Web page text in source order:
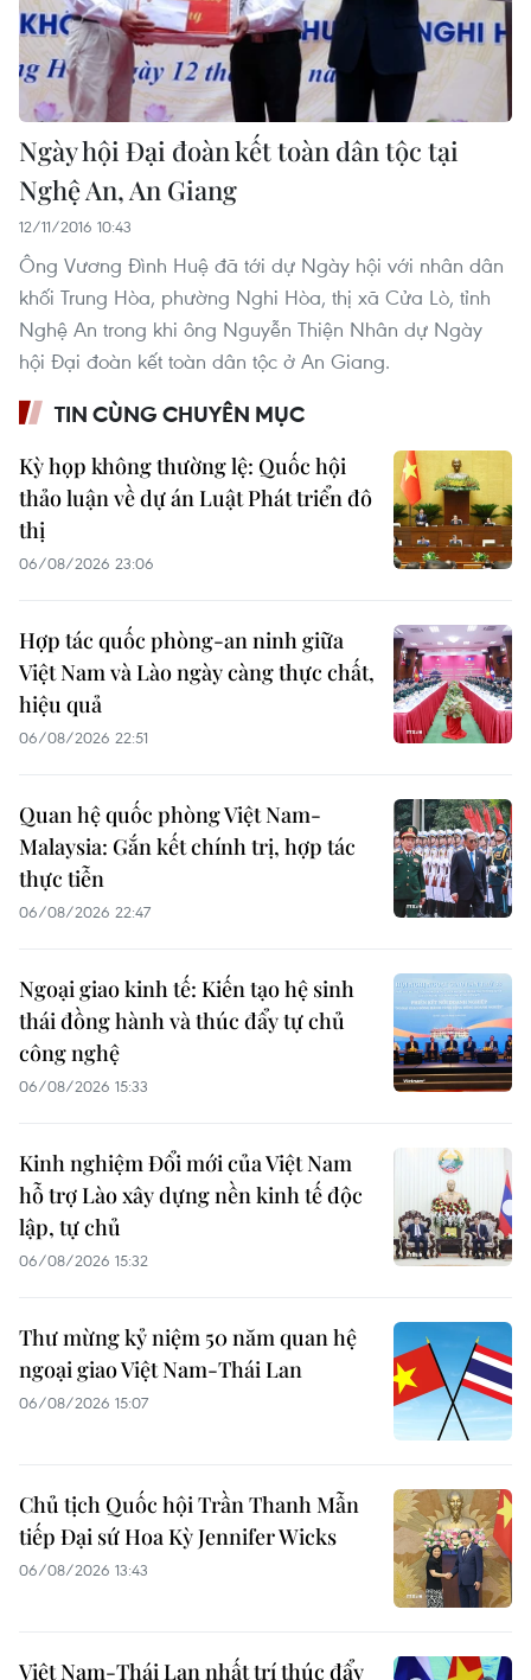
Ngày hội Đại đoàn kết toàn dân tộc tại
Nghệ An, An Giang
12/11/2016 10:43
Ông Vương Đình Huệ đã tới dự Ngày hội với nhân dân
khối Trung Hòa, phường Nghi Hòa, thị xã Cửa Lò, tỉnh
Nghệ An trong khi ông Nguyễn Thiện Nhân dự Ngày
hội Đại đoàn kết toàn dân tộc ở An Giang.
TIN CÙNG CHUYÊN MỤC
Kỳ họp không thường lệ: Quốc hội
thảo luận về dự án Luật Phát triển đô
thị
06/08/2026 23:06
Hợp tác quốc phòng-an ninh giữa
Việt Nam và Lào ngày càng thực chất,
hiệu quả
06/08/2026 22:51
Quan hệ quốc phòng Việt Nam-
Malaysia: Gắn kết chính trị, hợp tác
thực tiễn
06/08/2026 22:47
Ngoại giao kinh tế: Kiến tạo hệ sinh
thái đồng hành và thúc đẩy tự chủ
công nghệ
06/08/2026 15:33
Kinh nghiệm Đổi mới của Việt Nam
hỗ trợ Lào xây dựng nền kinh tế độc
lập, tự chủ
06/08/2026 15:32
Thư mừng kỷ niệm 50 năm quan hệ
ngoại giao Việt Nam-Thái Lan
06/08/2026 15:07
Chủ tịch Quốc hội Trần Thanh Mẫn
tiếp Đại sứ Hoa Kỳ Jennifer Wicks
06/08/2026 13:43
Việt Nam-Thái Lan nhất trí thúc đẩy